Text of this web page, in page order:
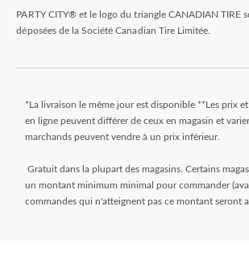
PARTY CITY® et le logo du triangle CANADIAN TIRE
déposées de la Société Canadian Tire Limitée.
*La livraison le même jour est disponible **Les prix et
en ligne peuvent différer de ceux en magasin et
marchands peuvent vendre à un prix inférieur.
Gratuit dans la plupart des magasins. Certains
un montant minimum minimal pour commander
commandes qui n'atteignent pas ce montant seront